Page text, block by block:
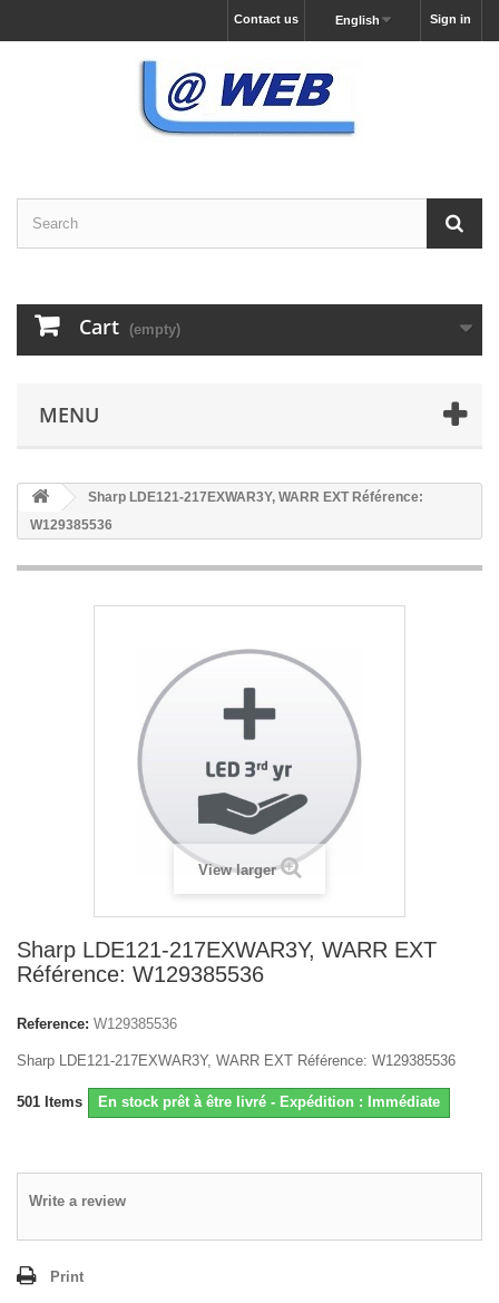
Sign in
English
Contact us
Cart (empty)
MENU
Sharp LDE121-217EXWAR3Y, WARR EXT Référence:
W129385536
View larger
Sharp LDE121-217EXWAR3Y, WARR EXT
Référence: W129385536
Reference: W129385536
Sharp LDE121-217EXWAR3Y, WARR EXT Référence: W129385536
501 Items En stock prêt à être livré - Expédition : Immédiate
Write a review
Print